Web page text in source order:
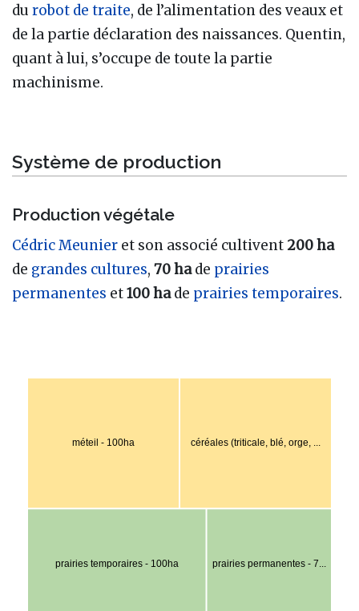
du robot de traite, de l’alimentation des veaux et
de la partie déclaration des naissances. Quentin,
quant à lui, s’occupe de toute la partie
machinisme.
Système de production
Production végétale
Cédric Meunier et son associé cultivent 200 ha
de grandes cultures, 70 hade prairies
permanentes et100 hade prairies temporaires.